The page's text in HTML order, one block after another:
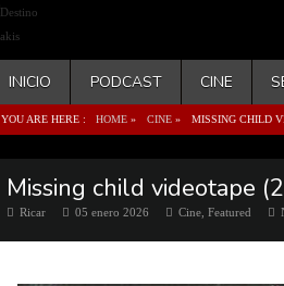
INICIO PODCAST CINE
YOU ARE HERE : HOME » CINE» MISSING CHILD
Missing child videotape
Ricar 05 enero 2026 Cine,Featured